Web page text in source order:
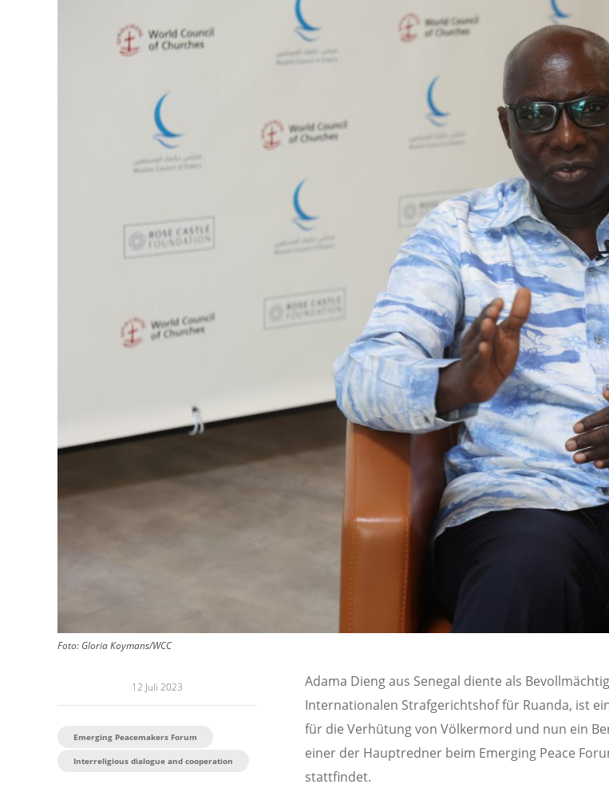
Foto: Gloria Koymans/WCC
12 Juli 2023
Emerging Peacemakers Forum
Interreligious dialogue and cooperation
Adama Dieng aus Senegal diente als
Internationalen Strafgerichtshof für Ruanda, ist
für die Verhütung von Völkermord und nun ein
einer der Hauptredner beim Emerging Peace
stattfindet.